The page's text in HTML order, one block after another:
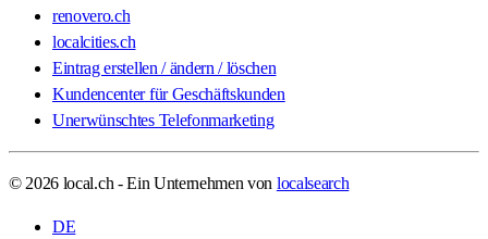
renovero.ch
localcities.ch
Eintrag erstellen / ändern / löschen
Kundencenter für Geschäftskunden
Unerwünschtes Telefonmarketing
© 2026 local.ch - Ein Unternehmen von localsearch
DE